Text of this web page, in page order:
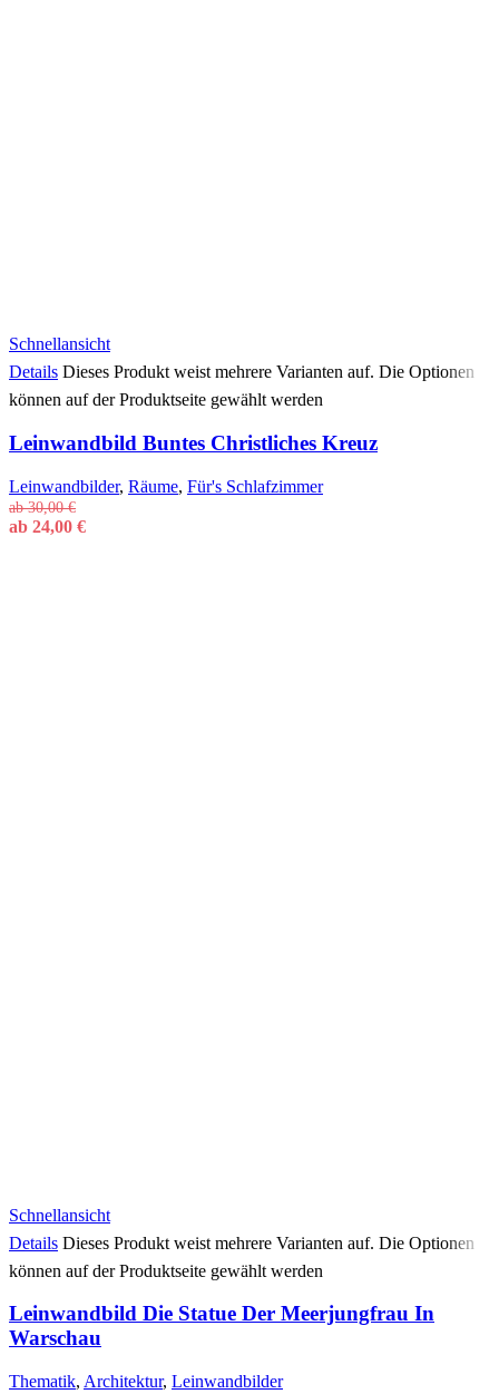
Schnellansicht
Details Dieses Produkt weist mehrere Varianten auf. Die Optionen
können auf der Produktseite gewählt werden
Leinwandbild Buntes Christliches Kreuz
Leinwandbilder, Räume, Für's Schlafzimmer
ab30,00€
ab 24,00 €
Schnellansicht
Details Dieses Produkt weist mehrere Varianten auf. Die Optionen
können auf der Produktseite gewählt werden
Leinwandbild Die Statue Der Meerjungfrau In
Warschau
Thematik, Architektur, Leinwandbilder